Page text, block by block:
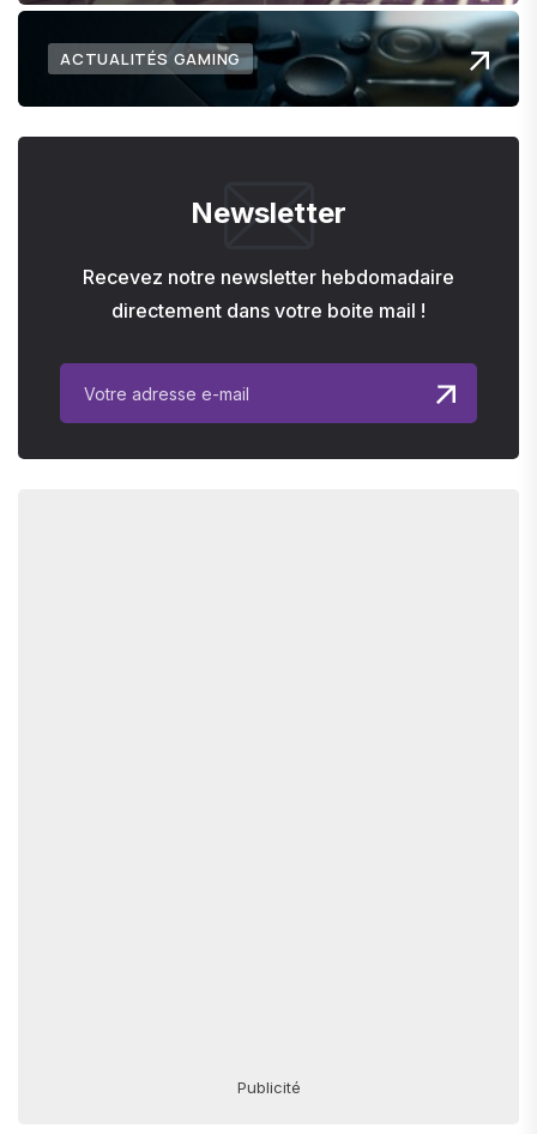
ACTUALITÉS GAMING
Newsletter
Recevez notre newsletter hebdomadaire
directement dans votre boite mail !
Publicité